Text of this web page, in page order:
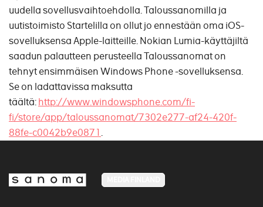
uudella sovellusvaihtoehdolla.Taloussanomilla ja
uutistoimisto Startelilla on ollut jo ennestään oma iOS-
sovelluksensa Apple-laitteille.Nokian Lumia-käyttäjiltä
saadun palautteen perusteella Taloussanomat on
tehnyt ensimmäisen Windows Phone -sovelluksensa.
Se on ladattavissa maksutta
täältä:http://www.windowsphone.com/fi-
fi/store/app/taloussanomat/7302e277-af24-420f-
88fe-c0042b9e0871.